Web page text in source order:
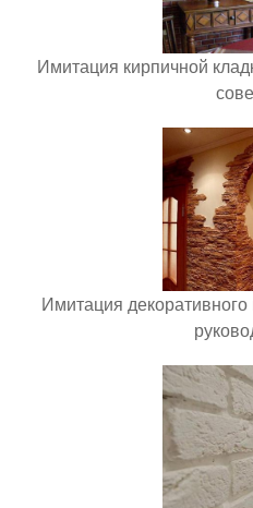
Имитация кирпичной
Имитация